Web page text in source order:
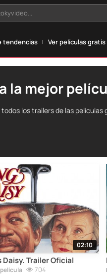
tendencias Ver películas gratis
la mejor
los trailers de las películas
02:10
Daisy. Trailer Oficial
704